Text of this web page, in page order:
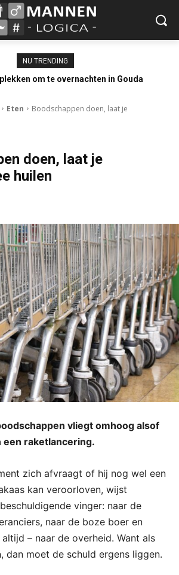
NU TRENDING
om te overnachten in Gouda
Eten
Boodschappen doen, laat je
doen, laat je
huilen
vliegt omhoog alsof
een raketlancering.
zich afvraagt of hij nog wel een
kan veroorloven, wijst
vinger: naar de
naar de boze boer en
– naar de overheid. Want als
dan moet de schuld ergens liggen.